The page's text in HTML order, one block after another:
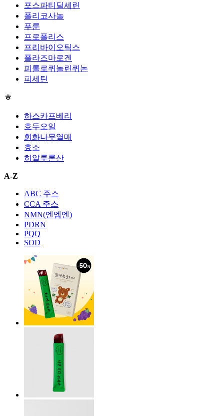
포스파티딜세린
폴리코사놀
푸룬
프로폴리스
프리바이오틱스
플라즈마로겐
피롤로퀴놀린퀴논
피세틴
ㅎ
하스카프베리
호두오일
회화나무열매
효소
히알루론산
A-Z
ABC 주스
CCA 주스
NMN(엔엠엔)
PDRN
PQQ
SOD